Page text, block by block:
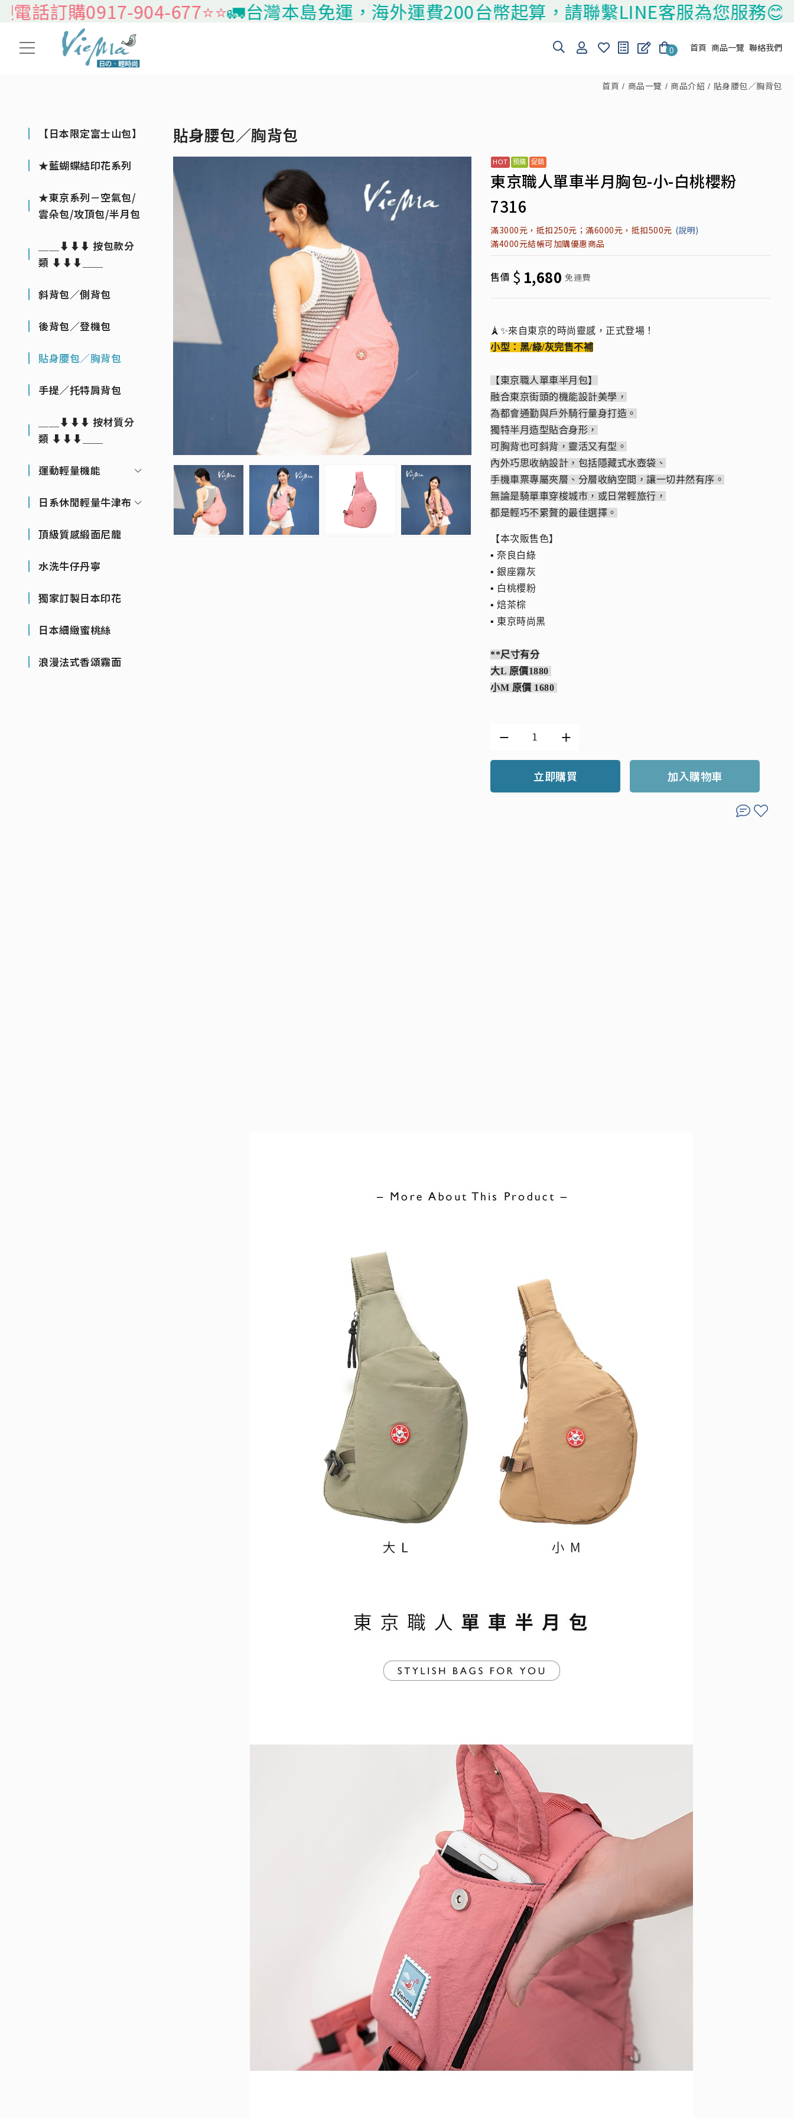
訂購0917-904-677⭐️⭐️🚛台灣本島免運，海外運費200台幣起算，請聯繫LINE客服為您服務😊
0 首頁 商品一覽 聯絡我們
首頁 商品一覽 商品介紹 貼身腰包／胸背包
【日本限定富士山包】
★藍蝴蝶結印花系列
★東京系列－空氣包/
雲朵包/攻頂包/半月包
＿＿⬇⬇⬇ 按包款分
類 ⬇⬇⬇＿＿
斜背包／側背包
後背包／登機包
貼身腰包／胸背包
手提／托特肩背包
＿＿⬇⬇⬇ 按材質分
類 ⬇⬇⬇＿＿
運動輕量機能
日系休閒輕量牛津布
頂級質感緞面尼龍
水洗牛仔丹寧
獨家訂製日本印花
日本細緻蜜桃絲
浪漫法式香頌霧面
貼身腰包／胸背包
東京職人單車半月胸包-小-白桃櫻粉
7316
滿3000元，抵扣250元；滿6000元，抵扣500元 (說明)
滿4000元結帳可加購優惠商品
售價 $ 1,680 免運費
🗼✨來自東京的時尚靈感，正式登場！
小型：黑/綠/灰完售不補
【東京職人單車半月包】
融合東京街頭的機能設計美學，
為都會通勤與戶外騎行量身打造。
獨特半月造型貼合身形，
可胸背也可斜背，靈活又有型。
內外巧思收納設計，包括隱藏式水壺袋、
手機車票專屬夾層、分層收納空間，讓一切井然有序。
無論是騎單車穿梭城市，或日常輕旅行，
都是輕巧不累贅的最佳選擇。
【本次販售色】
▪︎ 奈良白綠
▪︎ 銀座霧灰
▪︎ 白桃櫻粉
▪︎ 焙茶棕
▪︎ 東京時尚黑
**尺寸有分
大L 原價1880
小M 原價 1680
立即購買 加入購物車